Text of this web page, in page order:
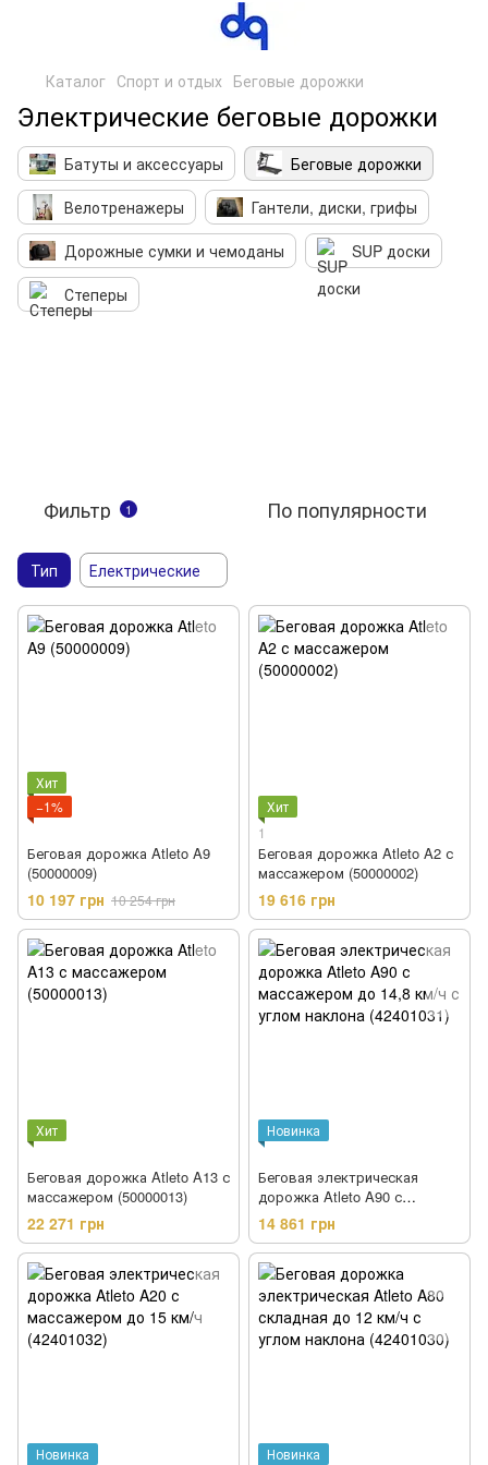
Каталог Спорт и отдых Беговые дорожки
Электрические беговые дорожки
Батуты и аксессуары
Беговые дорожки
Велотренажеры
Гантели, диски, грифы
Дорожные сумки и чемоданы
SUP доски
Степеры
Фильтр 1 По популярности
Тип Електрические
Хит
−1%
Беговая дорожка Atleto A9
(50000009)
10 197 грн 10 254 грн
Хит
1
Беговая дорожка Atleto A2 с
массажером (50000002)
19 616 грн
Хит
Беговая дорожка Atleto A13 с
массажером (50000013)
22 271 грн
Новинка
Беговая электрическая
дорожка Atleto A90 с
массажером до 14,8 км/ч с
углом наклона (42401031)
14 861 грн
Новинка Новинка